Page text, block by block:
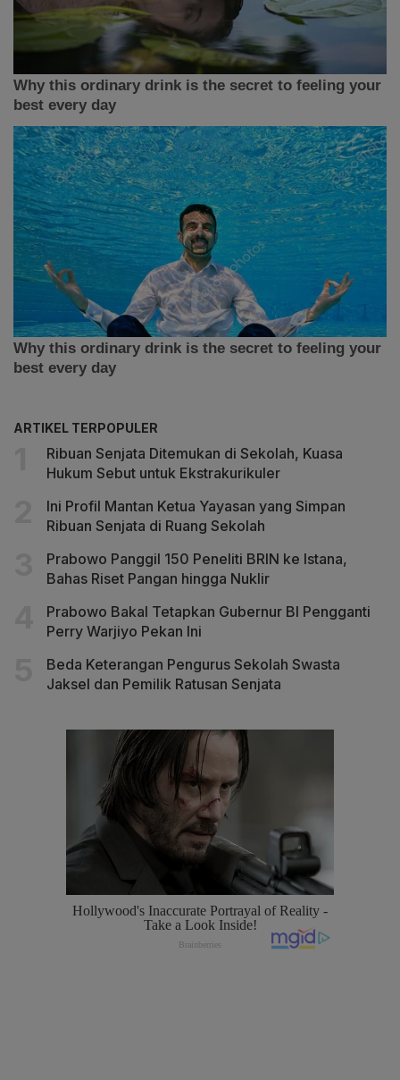
ARTIKEL TERPOPULER
Ribuan Senjata Ditemukan di Sekolah, Kuasa
Hukum Sebut untuk Ekstrakurikuler
Ini Profil Mantan Ketua Yayasan yang Simpan
Ribuan Senjata di Ruang Sekolah
Prabowo Panggil 150 Peneliti BRIN ke Istana,
Bahas Riset Pangan hingga Nuklir
Prabowo Bakal Tetapkan Gubernur BI Pengganti
Perry Warjiyo Pekan Ini
Beda Keterangan Pengurus Sekolah Swasta
Jaksel dan Pemilik Ratusan Senjata